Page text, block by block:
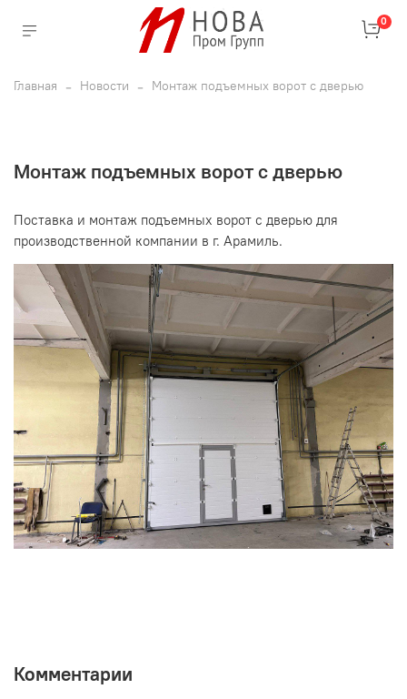
0
Главная Новости Монтаж подъемных ворот с дверью
Монтаж подъемных ворот с дверью
Поставка и монтаж подъемных ворот с дверью для
производственной компании в г. Арамиль.
Комментарии